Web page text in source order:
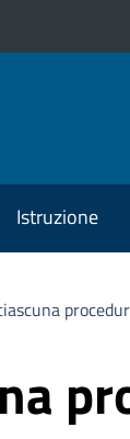
Istruzione